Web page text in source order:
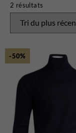
Maillots de Bain
Manteaux
Pantalons
T-Shirts et Polos
Vestons
2 résultats
-50%